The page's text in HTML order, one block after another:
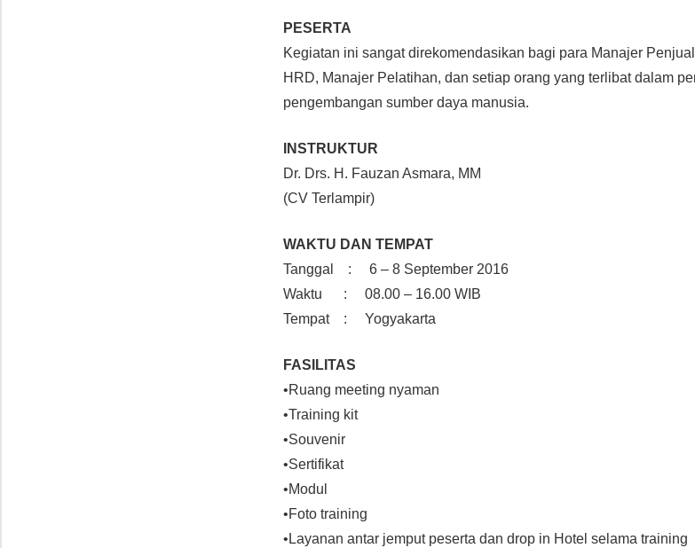
PESERTA
Kegiatan ini sangat direkomendasikan bagi para Manajer
HRD, Manajer Pelatihan, dan setiap orang yang terlibat dalam
pengembangan sumber daya manusia.
INSTRUKTUR
Dr. Drs. H. Fauzan Asmara, MM
(CV Terlampir)
WAKTU DAN TEMPAT
Tanggal : 6 – 8 September 2016
Waktu : 08.00 – 16.00 WIB
Tempat : Yogyakarta
FASILITAS
•Ruang meeting nyaman
•Training kit
•Souvenir
•Sertifikat
•Modul
•Foto training
•Layanan antar jemput peserta dan drop in Hotel selama training